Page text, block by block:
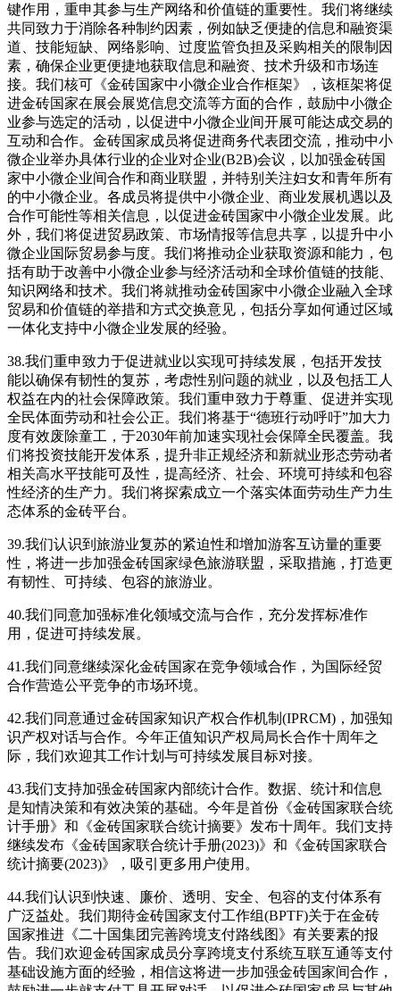
键作用，重申其参与生产网络和价值链的重要性。我们将继续
共同致力于消除各种制约因素，例如缺乏便捷的信息和融资渠
道、技能短缺、网络影响、过度监管负担及采购相关的限制因
素，确保企业更便捷地获取信息和融资、技术升级和市场连
接。我们核可《金砖国家中小微企业合作框架》，该框架将促
进金砖国家在展会展览信息交流等方面的合作，鼓励中小微企
业参与选定的活动，以促进中小微企业间开展可能达成交易的
互动和合作。金砖国家成员将促进商务代表团交流，推动中小
微企业举办具体行业的企业对企业(B2B)会议，以加强金砖国
家中小微企业间合作和商业联盟，并特别关注妇女和青年所有
的中小微企业。各成员将提供中小微企业、商业发展机遇以及
合作可能性等相关信息，以促进金砖国家中小微企业发展。此
外，我们将促进贸易政策、市场情报等信息共享，以提升中小
微企业国际贸易参与度。我们将推动企业获取资源和能力，包
括有助于改善中小微企业参与经济活动和全球价值链的技能、
知识网络和技术。我们将就推动金砖国家中小微企业融入全球
贸易和价值链的举措和方式交换意见，包括分享如何通过区域
一体化支持中小微企业发展的经验。
38.我们重申致力于促进就业以实现可持续发展，包括开发技
能以确保有韧性的复苏，考虑性别问题的就业，以及包括工人
权益在内的社会保障政策。我们重申致力于尊重、促进并实现
全民体面劳动和社会公正。我们将基于“德班行动呼吁”加大力
度有效废除童工，于2030年前加速实现社会保障全民覆盖。我
们将投资技能开发体系，提升非正规经济和新就业形态劳动者
相关高水平技能可及性，提高经济、社会、环境可持续和包容
性经济的生产力。我们将探索成立一个落实体面劳动生产力生
态体系的金砖平台。
39.我们认识到旅游业复苏的紧迫性和增加游客互访量的重要
性，将进一步加强金砖国家绿色旅游联盟，采取措施，打造更
有韧性、可持续、包容的旅游业。
40.我们同意加强标准化领域交流与合作，充分发挥标准作
用，促进可持续发展。
41.我们同意继续深化金砖国家在竞争领域合作，为国际经贸
合作营造公平竞争的市场环境。
42.我们同意通过金砖国家知识产权合作机制(IPRCM)，加强知
识产权对话与合作。今年正值知识产权局局长合作十周年之
际，我们欢迎其工作计划与可持续发展目标对接。
43.我们支持加强金砖国家内部统计合作。数据、统计和信息
是知情决策和有效决策的基础。今年是首份《金砖国家联合统
计手册》和《金砖国家联合统计摘要》发布十周年。我们支持
继续发布《金砖国家联合统计手册(2023)》和《金砖国家联合
统计摘要(2023)》，吸引更多用户使用。
44.我们认识到快速、廉价、透明、安全、包容的支付体系有
广泛益处。我们期待金砖国家支付工作组(BPTF)关于在金砖
国家推进《二十国集团完善跨境支付路线图》有关要素的报
告。我们欢迎金砖国家成员分享跨境支付系统互联互通等支付
基础设施方面的经验，相信这将进一步加强金砖国家间合作，